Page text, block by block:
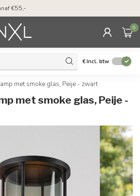
€55,-
0
€Incl. btw
met smoke glas, Peije - zwart
met smoke glas, Peije -